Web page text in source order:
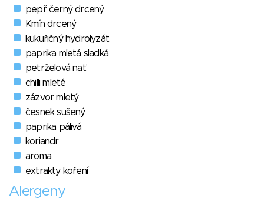
pepř černý drcený
Kmín drcený
kukuřičný hydrolyzát
paprika mletá sladká
petrželová nať
chilli mleté
zázvor mletý
česnek sušený
paprika pálivá
koriandr
aroma
extrakty koření
Alergeny